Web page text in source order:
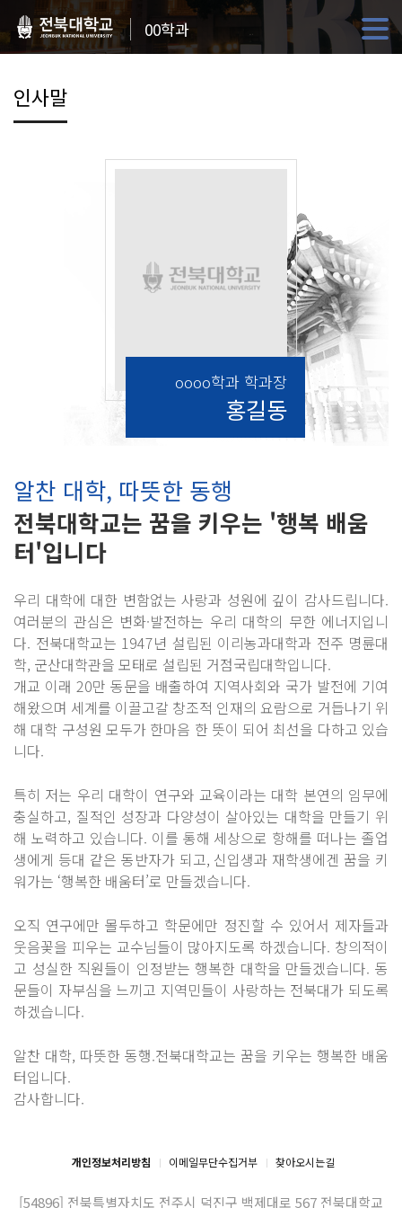
00학과
인사말
oooo학과 학과장
홍길동
알찬 대학, 따뜻한 동행
전북대학교는 꿈을 키우는 '행복 배움
터'입니다
우리 대학에 대한 변함없는 사랑과 성원에 깊이 감사드립니다.
여러분의 관심은 변화·발전하는 우리 대학의 무한 에너지입니
다. 전북대학교는 1947년 설립된 이리농과대학과 전주 명륜대
학, 군산대학관을 모태로 설립된 거점국립대학입니다.
개교 이래 20만 동문을 배출하여 지역사회와 국가 발전에 기여
해왔으며 세계를 이끌고갈 창조적 인재의 요람으로 거듭나기 위
해 대학 구성원 모두가 한마음 한 뜻이 되어 최선을 다하고 있습
니다.
특히 저는 우리 대학이 연구와 교육이라는 대학 본연의 임무에
충실하고, 질적인 성장과 다양성이 살아있는 대학을 만들기 위
해 노력하고 있습니다. 이를 통해 세상으로 항해를 떠나는 졸업
생에게 등대 같은 동반자가 되고, 신입생과 재학생에겐 꿈을 키
워가는 ‘행복한 배움터’로 만들겠습니다.
오직 연구에만 몰두하고 학문에만 정진할 수 있어서 제자들과
웃음꽃을 피우는 교수님들이 많아지도록 하겠습니다. 창의적이
고 성실한 직원들이 인정받는 행복한 대학을 만들겠습니다. 동
문들이 자부심을 느끼고 지역민들이 사랑하는 전북대가 되도록
하겠습니다.
알찬 대학, 따뜻한 동행.전북대학교는 꿈을 키우는 행복한 배움
터입니다.
감사합니다.
개인정보처리방침 이메일무단수집거부 찾아오시는길
[54896] 전북특별자치도 전주시 덕진구 백제대로 567 전북대학교